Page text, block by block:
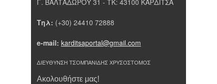
Γ. ΒΑΛΤΑΔΩΡΟΥ 31 - ΤΚ: 43100 ΚΑΡΔΙΤΣΑ
Τηλ: (+30) 24410 72888
e-mail: karditsaportal@gmail.com
ΔΙΕΥΘΥΝΣΗ ΤΣΟΜΠΑΝΙΔΗΣ ΧΡΥΣΟΣΤΟΜΟΣ
Ακολουθήστε μας!